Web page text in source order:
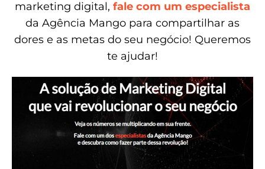
marketing digital, fale com um especialista
da Agência Mango para compartilhar as
dores e as metas do seu negócio! Queremos
te ajudar!